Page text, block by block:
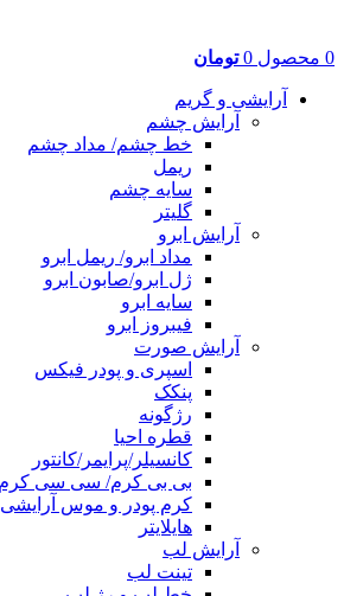
0 محصول 0 تومان
آرایشی و گریم
آرایش چشم
خط چشم/ مداد چشم
ریمل
سایه چشم
گلیتر
آرایش ابرو
مداد ابرو/ ریمل ابرو
ژل ابرو/صابون ابرو
سایه ابرو
فیبروز ابرو
آرایش صورت
اسپری و پودر فیکس
پنکک
رژگونه
قطره احیا
کانسیلر/پرایمر/کانتور
بی بی کرم/ سی سی
کرم پودر و موس آرایشی
هایلایتر
آرایش لب
تینت لب